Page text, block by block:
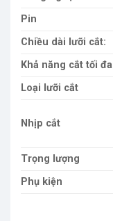
Pin
Chiều dài lưỡi cắt:
Khả năng cắt tối đa
Loại lưỡi cắt
Nhịp cắt
Trọng lượng
Phụ kiện